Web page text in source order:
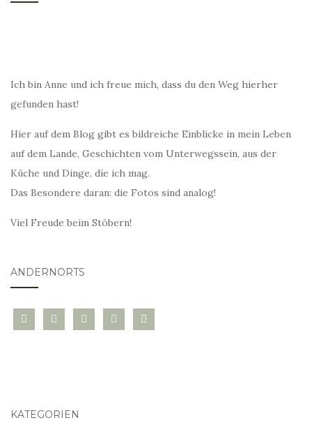
Ich bin Anne und ich freue mich, dass du den Weg hierher
gefunden hast!
Hier auf dem Blog gibt es bildreiche Einblicke in mein Leben
auf dem Lande, Geschichten vom Unterwegssein, aus der
Küche und Dinge, die ich mag.
Das Besondere daran: die Fotos sind analog!
Viel Freude beim Stöbern!
ANDERNORTS
bloglovininstagramtwitter pinterest
mail
KATEGORIEN